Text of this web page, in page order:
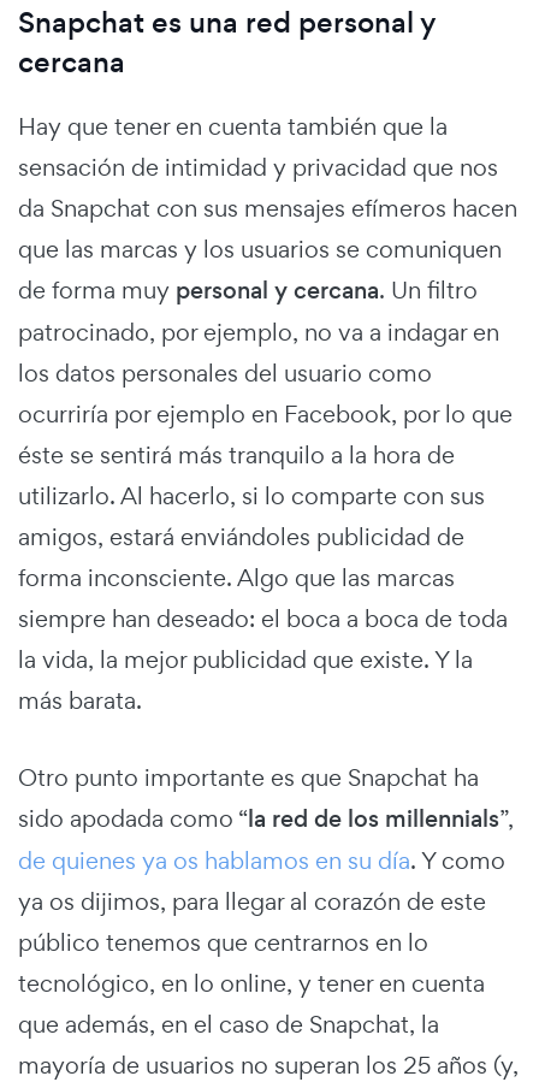
Snapchat es una red personal y
cercana
Hay que tener en cuenta también que la
sensación de intimidad y privacidad que nos
da Snapchat con sus mensajes efímeros hacen
que las marcas y los usuarios se comuniquen
de forma muy personal y cercana. Un filtro
patrocinado, por ejemplo, no va a indagar en
los datos personales del usuario como
ocurriría por ejemplo en Facebook, por lo que
éste se sentirá más tranquilo a la hora de
utilizarlo. Al hacerlo, si lo comparte con sus
amigos, estará enviándoles publicidad de
forma inconsciente. Algo que las marcas
siempre han deseado: el boca a boca de toda
la vida, la mejor publicidad que existe. Y la
más barata.
Otro punto importante es que Snapchat ha
sido apodada como “la red de los millennials”,
de quienes ya os hablamos en su día. Y como
ya os dijimos, para llegar al corazón de este
público tenemos que centrarnos en lo
tecnológico, en lo online, y tener en cuenta
que además, en el caso de Snapchat, la
mayoría de usuarios no superan los 25 años (y,